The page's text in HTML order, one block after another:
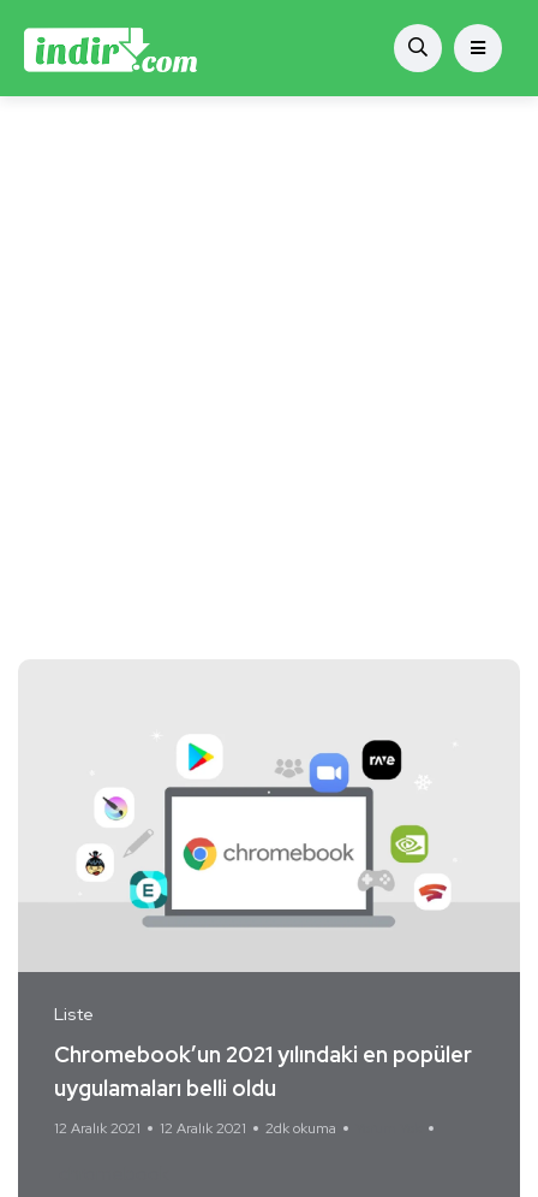
Liste
Chromebook’un 2021 yılındaki en popüler
uygulamaları belli oldu
12 Aralık 2021 12 Aralık 2021 2dk okuma